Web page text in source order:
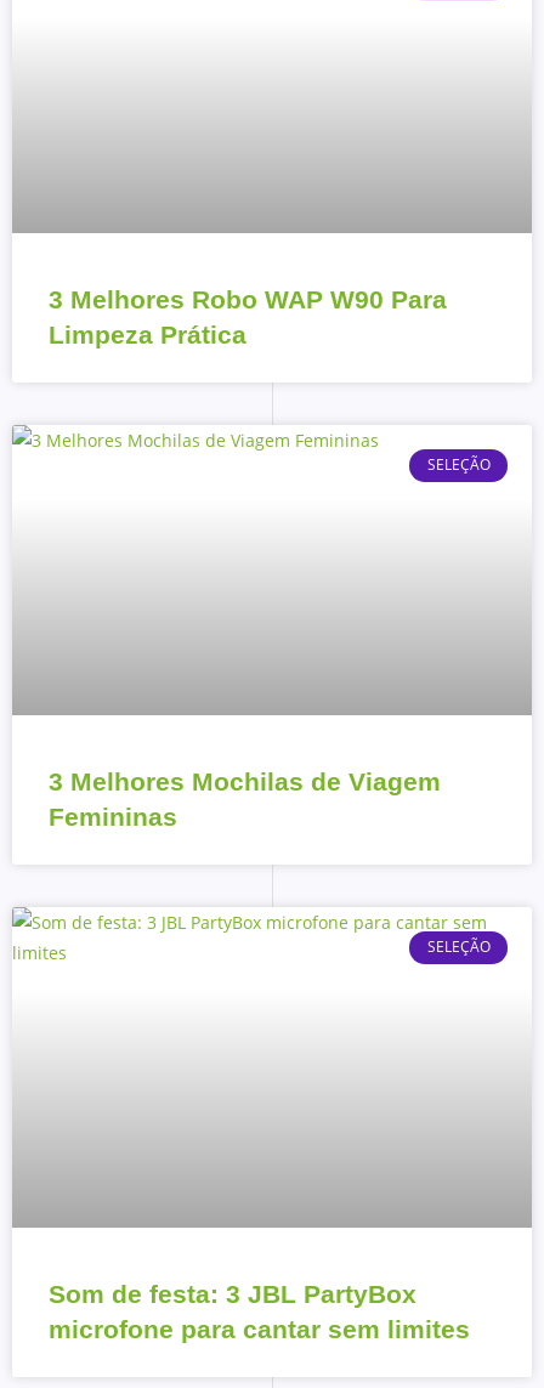
3 Melhores Robo WAP W90 Para
Limpeza Prática
SELEÇÃO
3 Melhores Mochilas de Viagem
Femininas
SELEÇÃO
Som de festa: 3 JBL PartyBox
microfone para cantar sem limites